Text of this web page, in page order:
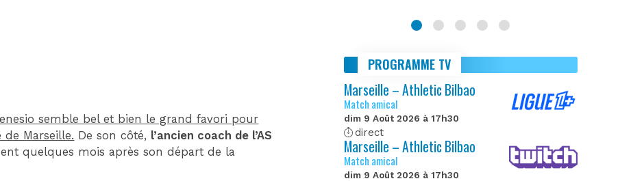
semble bel et bien le grand favori pour
Marseille. De son côté, l’ancien coach de l’AS
quelques mois après son départ de la
PROGRAMME TV
Marseille – Athletic Bilbao
Match amical
dim 9 Août 2026 à 17h30
direct
Marseille – Athletic Bilbao
Match amical
dim 9 Août 2026 à 17h30